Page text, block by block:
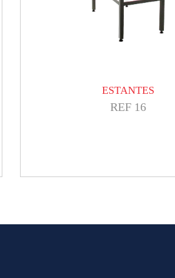
ESTANTES
REF 16